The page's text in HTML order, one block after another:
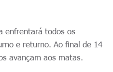
enfrentará todos os
e returno. Ao final de 14
avançam aos matas.